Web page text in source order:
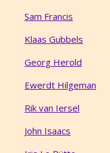
Sam Francis
Klaas Gubbels
Georg Herold
Ewerdt Hilgeman
Rik van Iersel
John Isaacs